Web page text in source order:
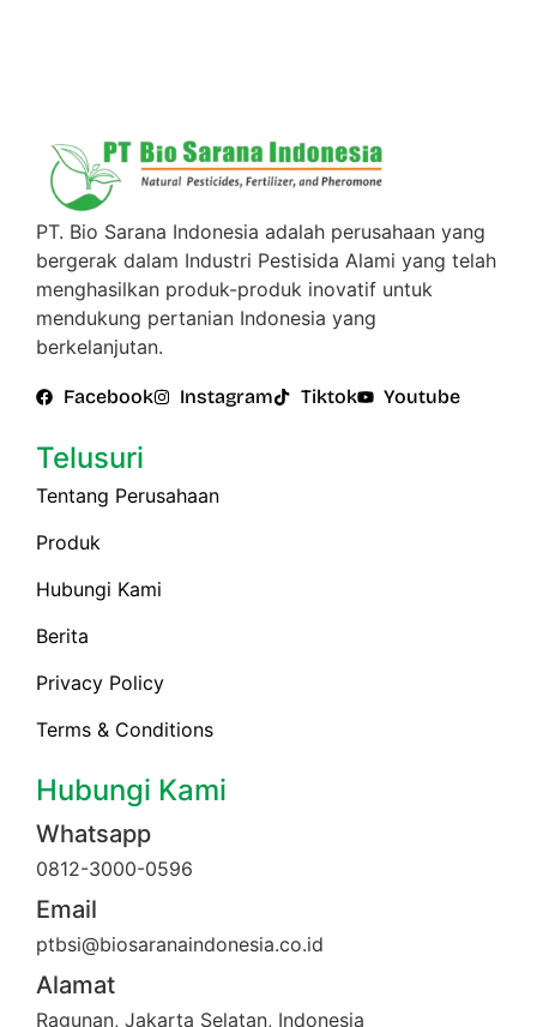
Telusuri
Tentang Perusahaan
Produk
Hubungi Kami
Berita
Privacy Policy
Terms & Conditions
PT. Bio Sarana Indonesia adalah perusahaan yang
bergerak dalam Industri Pestisida Alami yang telah
menghasilkan produk-produk inovatif untuk
mendukung pertanian Indonesia yang
berkelanjutan.
Facebook Instagram Tiktok Youtube
Hubungi Kami
Whatsapp
0812-3000-0596
Email
ptbsi@biosaranaindonesia.co.id
Alamat
Ragunan, Jakarta Selatan, Indonesia